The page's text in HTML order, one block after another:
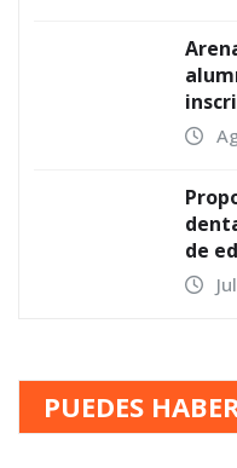
de
PUEDES